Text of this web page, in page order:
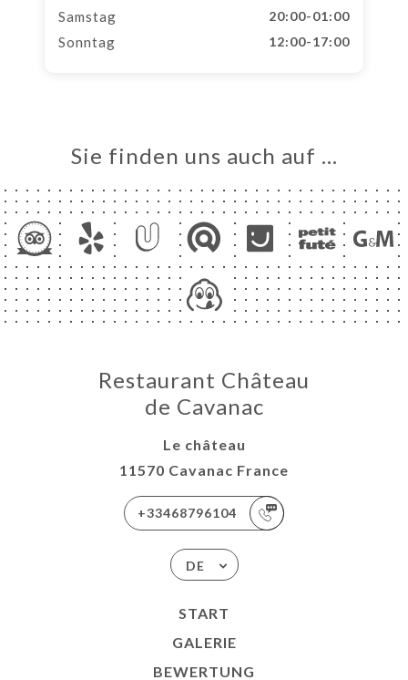
Samstag 20:00-01:00
Sonntag 12:00-17:00
Sie finden uns auch auf …
Restaurant Château
de Cavanac
Le château
11570 Cavanac France
+33468796104
DE
START
GALERIE
BEWERTUNG